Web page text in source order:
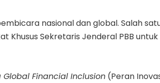
nasional dan global. Salah
Khusus Sekretaris Jenderal PBB
Financial Inclusion (Peran